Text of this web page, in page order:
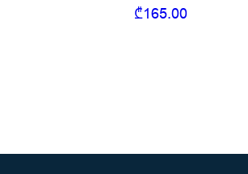
₾165.00